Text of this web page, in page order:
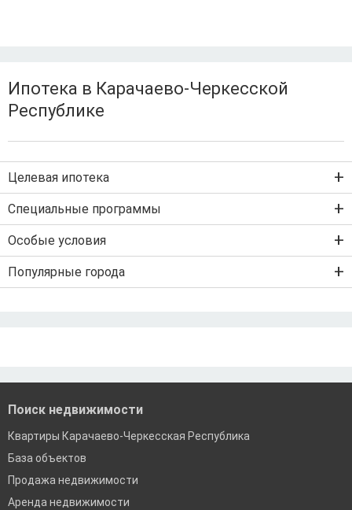
Ипотека в Карачаево-Черкесской
Республике
Целевая ипотека
Ипотека на вторичку
Ипотека на строительство дома
IT-ипотека
Специальные программы
Военная ипотека
Рефинансирование ипотеки
Особые условия
Ипотека без первого взноса
Популярные города
Поиск недвижимости
Квартиры Карачаево-Черкесская Республика
База объектов
Продажа недвижимости
Аренда недвижимости